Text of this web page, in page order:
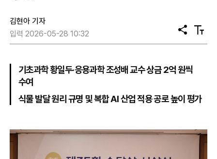
김현아 기자
입력 2026-05-28 10:32
공
유
텍
스
기초과학 황일두·응용과학 조성배 교수 상금 2억 원씩
수여
식물 발달 원리 규명 및 복합 AI 산업 적용 공로 높이 평가